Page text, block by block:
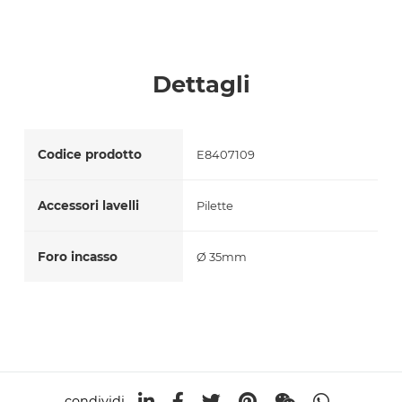
Dettagli
Codice prodotto E8407109
Accessori lavelli Pilette
Foro incasso Ø 35mm